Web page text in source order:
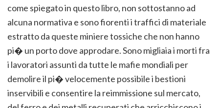
come spiegato in questo libro, non sottostanno ad
alcuna normativa e sono fiorenti i traffici di materiale
estratto da queste miniere tossiche che non hanno
pi� un porto dove approdare. Sono migliaia i morti fra
i lavoratori assunti da tutte le mafie mondiali per
demolire il pi� velocemente possibile i bestioni
inservibili e consentire la reimmissione sul mercato,